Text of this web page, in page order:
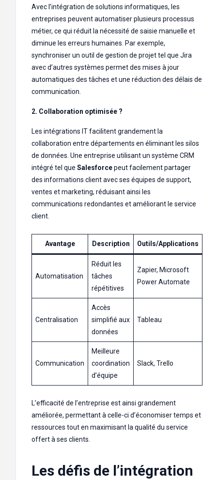
Avec l’intégration de solutions informatiques, les
entreprises peuvent automatiser plusieurs processus
métier, ce qui réduit la nécessité de saisie manuelle et
diminue les erreurs humaines. Par exemple,
synchroniser un outil de gestion de projet tel que Jira
avec d’autres systèmes permet des mises à jour
automatiques des tâches et une réduction des délais de
communication.
2. Collaboration optimisée ?
Les intégrations IT facilitent grandement la
collaboration entre départements en éliminant les silos
de données. Une entreprise utilisant un système CRM
intégré tel que Salesforcepeut facilement partager
des informations client avec ses équipes de support,
ventes et marketing, réduisant ainsi les
communications redondantes et améliorant le service
client.
Avantage Description Outils/Applications
Automatisation
Réduit les
tâches
répétitives
Zapier, Microsoft
Power Automate
Centralisation
Accès
simplifié aux
données
Tableau
Communication
Meilleure
coordination
d’équipe
Slack, Trello
L’efficacité de l’entreprise est ainsi grandement
améliorée, permettant à celle-ci d’économiser temps et
ressources tout en maximisant la qualité du service
offert à ses clients.
Les défis de l’intégration